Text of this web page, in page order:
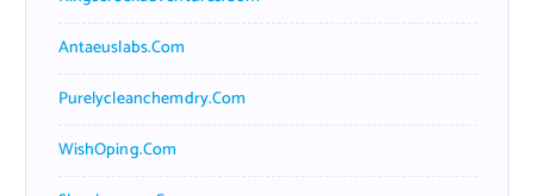
Antaeuslabs.com
Purelycleanchemdry.com
WishOping.com